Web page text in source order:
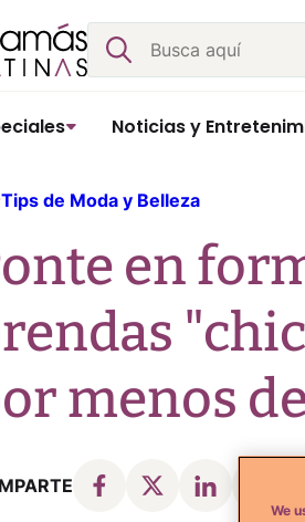
Buscar
Noticias y
Tips de Moda y Belleza
en
menos
We